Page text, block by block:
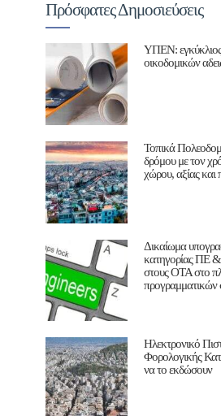
Πρόσφατες Δημοσιεύσεις
ΥΠΕΝ: εγκύκλιος
οικοδομικών
Τοπικά
δρόμου με τον
χώρου, αξίας και
Δικαίωμα
κατηγορίας ΠΕ &
στους ΟΤΑ στο
Ηλεκτρονικό
Φορολογικής
να το εκδώσουν